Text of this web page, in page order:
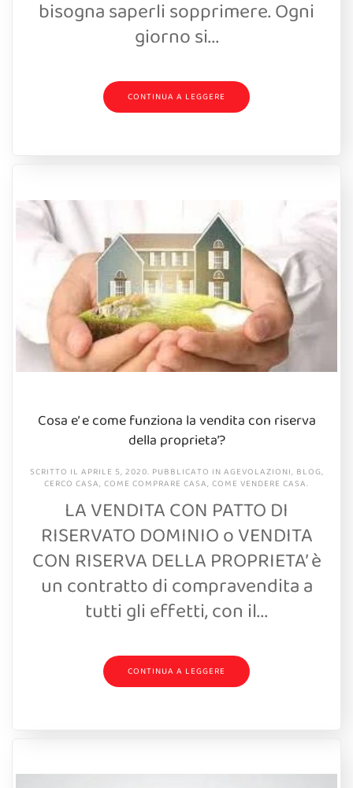
bisogna saperli sopprimere. Ogni
giorno si...
CONTINUA A LEGGERE
Cosa e’ e come funziona la vendita con riserva
della proprieta’?
SCRITTO IL APRILE 5, 2020. PUBBLICATO IN AGEVOLAZIONI, BLOG,
CERCO CASA, COME COMPRARE CASA, COME VENDERE CASA.
LA VENDITA CON PATTO DI
RISERVATO DOMINIO o VENDITA
CON RISERVA DELLA PROPRIETA’ è
un contratto di compravendita a
tutti gli effetti, con il...
CONTINUA A LEGGERE